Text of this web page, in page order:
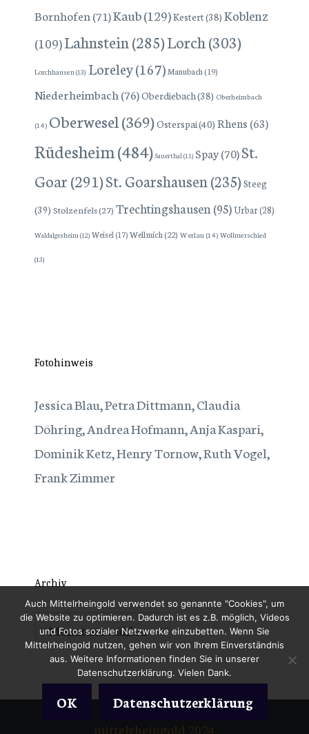
Bornhofen (71)Kaub(129)Kestert(38) Koblenz
(109)Lahnstein(285)Lorch(303)
Lorchhausen (13) Loreley(167)Manubach (19)
Niederheimbach (76)Oberdiebach(38) Oberheimbach
(14) Oberwesel(369)Osterspai(40) Rhens (63)
Rüdesheim(484) Sauerthal (11) Spay(70)St.
Goar(291)St. Goarshausen (235) Steeg
(39) Stolzenfels(27) Trechtingshausen (95)Urbar(28)
Waldalgesheim (12) Weisel (17)Wellmich (22) Werlau (14) Wollmerschied
(13)
Fotohinweis
Jessica Blau, Petra Dittmann, Claudia
Döhring, Andrea Hofmann, Anja Kaspari,
Dominik Ketz, Henry Tornow, Ruth Vogel,
Frank Zimmer
Archiv
Archiv
mittelrheingold 2024
Auch Mittelrheingold verwendet so genannte "Cookies", um
die Website zu optimieren. Dadurch ist es z.B. möglich, Videos
und Fotos sozialer Netzwerke einzubetten. Wenn Sie
Mittelrheingold nutzen, gehen wir von Ihrem Einverständnis
aus. Weitere Informationen finden Sie in unserer
Datenschutzerklärung. Vielen Dank.
OK Datenschutzerklärung